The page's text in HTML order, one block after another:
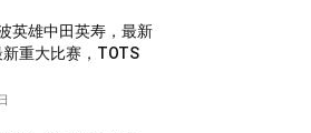
英雄中田英寿，最新
重大比赛，TOTS